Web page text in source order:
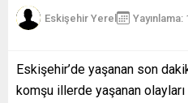
Eskişehir Yerel
Eskişehir’de yaşanan son
komşu illerde yaşanan